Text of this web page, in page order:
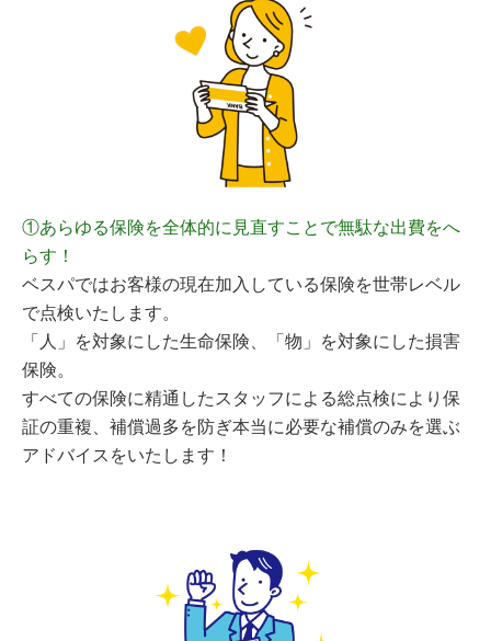
①あらゆる保険を全体的に見直すことで無駄な出費をへ
らす！
ベスパではお客様の現在加入している保険を世帯レベル
で点検いたします。
「人」を対象にした生命保険、「物」を対象にした損害
保険。
すべての保険に精通したスタッフによる総点検により保
証の重複、補償過多を防ぎ本当に必要な補償のみを選ぶ
アドバイスをいたします！